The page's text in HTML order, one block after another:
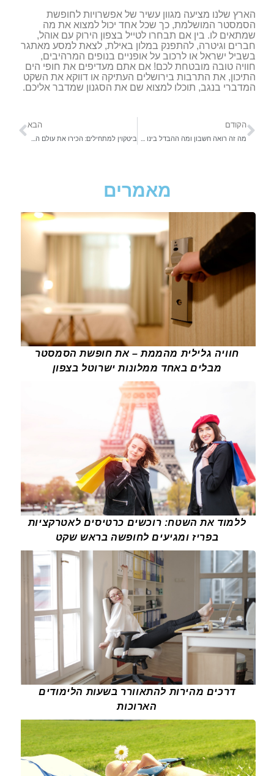
הארץ שלנו מציעה מגוון עשיר של אפשרויות לחופשת
הסמסטר המושלמת, כך שכל אחד יכול למצוא את מה
שמתאים לו. בין אם תבחרו לטייל בצפון הירוק עם אוהל,
חברים וגיטרה, להתפנק במלון באילת, לצאת למסע מאתגר
בשביל ישראל או לרכוב על אופניים בנופים המרהיבים,
חוויה טובה מובטחת לכם! אם אתם מעדיפים את חופי הים
התיכון, את התרבות בירושלים העתיקה או דווקא את השקט
המדברי בנגב, תוכלו למצוא שם את הסגנון שמדבר אליכם.
הקודם
מה זה רואה חשבון ומה ההבדל בינו לבין חשב שכר?
הבא
ביטקוין למתחילים: הכירו את עולם המטבעות הדיגיטליים
מאמרים
חוויה גלילית מהממת – את חופשת הסמסטר
מבלים באחד ממלונות ישרוטל בצפון
ללמוד את השטח: רוכשים כרטיסים לאטרקציות
בפריז ומגיעים לחופשה בראש שקט
דרכים מהירות להתאוורר בשעות הלימודים
הארוכות